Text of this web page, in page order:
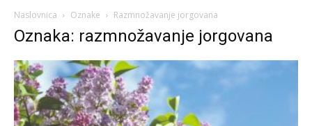
Naslovnica Oznake Razmnožavanje jorgovana
Oznaka: razmnožavanje jorgovana